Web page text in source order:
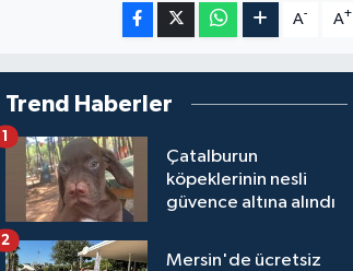
A- A+
Trend Haberler
Çatalburun
köpeklerinin nesli
güvence altına alındı
1
Mersin'de ücretsiz
2